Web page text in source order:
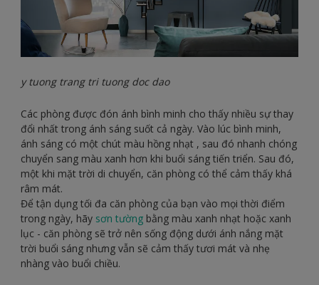
y tuong trang tri tuong doc dao
Các phòng được đón ánh bình minh cho thấy nhiều sự thay
đổi nhất trong ánh sáng suốt cả ngày. Vào lúc bình minh,
ánh sáng có một chút màu hồng nhạt , sau đó nhanh chóng
chuyển sang màu xanh hơn khi buổi sáng tiến triển. Sau đó,
một khi mặt trời di chuyển, căn phòng có thể cảm thấy khá
râm mát.
Để tận dụng tối đa căn phòng của bạn vào mọi thời điểm
trong ngày, hãy sơn tường bằng màu xanh nhạt hoặc xanh
lục - căn phòng sẽ trở nên sống động dưới ánh nắng mặt
trời buổi sáng nhưng vẫn sẽ cảm thấy tươi mát và nhẹ
nhàng vào buổi chiều.